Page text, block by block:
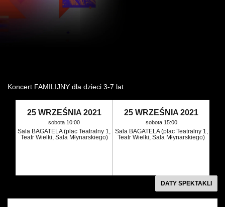
Wynajem kostiumów
Dotacje celowe
Koncert FAMILIJNY dla dzieci 3-7 lat
25 WRZEŚNIA 2021
sobota 10:00
Sala BAGATELA (plac Teatralny 1,
Teatr Wielki, Sala Młynarskiego)
25 WRZEŚNIA 2021
sobota 15:00
Sala BAGATELA (plac Teatralny 1,
Teatr Wielki, Sala Młynarskiego)
DATY SPEKTAKLI